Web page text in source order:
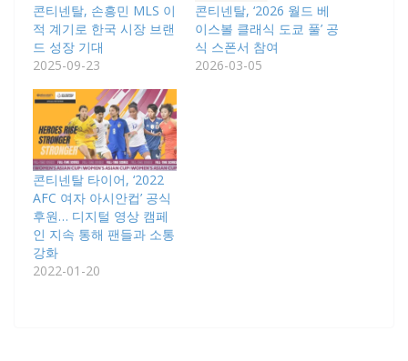
콘티넨탈, 손흥민 MLS 이
적 계기로 한국 시장 브랜
드 성장 기대
2025-09-23
콘티넨탈, ‘2026 월드 베
이스볼 클래식 도쿄 풀’ 공
식 스폰서 참여
2026-03-05
콘티넨탈 타이어, ‘2022
AFC 여자 아시안컵’ 공식
후원… 디지털 영상 캠페
인 지속 통해 팬들과 소통
강화
2022-01-20